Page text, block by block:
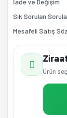
İade ve Değişim
Sık Sorulan
Mesafeli Satış
Ürün